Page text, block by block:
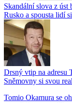
Skandální slova z úst
Rusko a spousta lidí
Drsný vtip na adresu
Sněmovny si svou
Tomio Okamura se